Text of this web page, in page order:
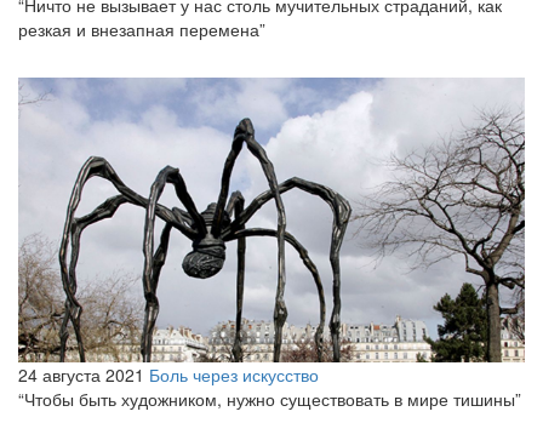
“Ничто не вызывает у нас столь мучительных страданий, как
резкая и внезапная перемена”
24 августа 2021 Боль через искусство
“Чтобы быть художником, нужно существовать в мире тишины”